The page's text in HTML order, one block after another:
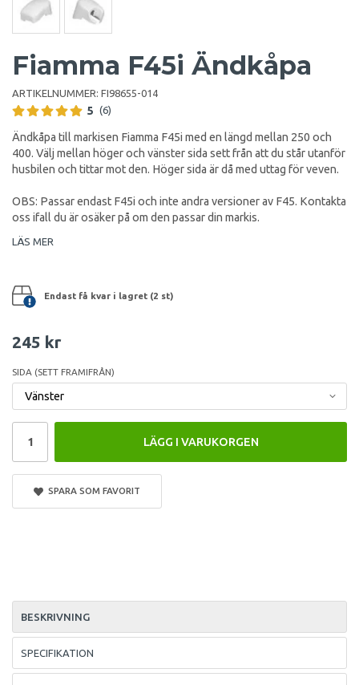
Fiamma F45i Ändkåpa
ARTIKELNUMMER: FI98655-014
5 (6)
Ändkåpa till markisen Fiamma F45i med en längd mellan 250 och
400. Välj mellan höger och vänster sida sett från att du står utanför
husbilen och tittar mot den. Höger sida är då med uttag för veven.
OBS: Passar endast F45i och inte andra versioner av F45. Kontakta
oss ifall du är osäker på om den passar din markis.
LÄS MER
Endast få kvar i lagret (2 st)
245 kr
SIDA (SETT FRAMIFRÅN)
LÄGG I VARUKORGEN
SPARA SOM FAVORIT
BESKRIVNING
SPECIFIKATION